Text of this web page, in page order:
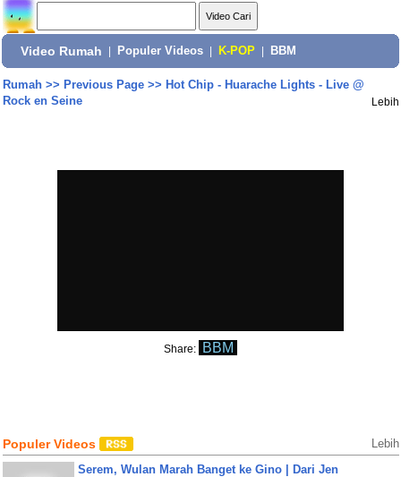
Video Rumah Populer Videos K-POP BBM
Rumah>> Previous Page>> Hot Chip - Huarache Lights - Live @
Rock en Seine
Lebih
Share: BBM
Populer Videos Lebih
Serem, Wulan Marah Banget ke Gino | Dari Jen